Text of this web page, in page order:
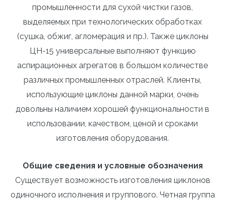
промышленности для сухой чистки газов,
выделяемых при технологических обработках
(сушка, обжиг, агломерация и пр.). Также циклоны
ЦН-15 универсальные выполняют функцию
аспирационных агрегатов в большом количестве
различных промышленных отраслей. Клиенты,
использующие циклоны данной марки, очень
довольны наличием хорошей функциональности в
использовании, качеством, ценой и сроками
изготовления оборудования.
Общие сведения и условные обозначения
Существует возможность изготовления циклонов
одиночного исполнения и группового. Четная группа